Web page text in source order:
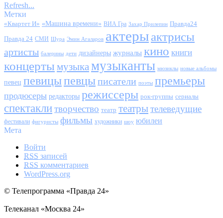
Refresh...
Метки
«Квартет И» «Машина времени» ВИА Гра Захар Прилепин Правда24
Правда 24 СМИ Шура Эмин Агаларов актерыактрисы
артисты балерины дети дизайнеры журналы кино книги
концерты музыка музыканты мюзиклы новые альбомы
певец певицыпевцыписатели поэты премьеры
продюсеры редакторы режиссеры рок-группы сериалы
спектаклитворчество театр театрытелеведущие
фестивали фигуристы фильмы художники шоу юбилеи
Мета
Войти
RSS записей
RSS комментариев
WordPress.org
© Телепрограмма «Правда 24»
Телеканал «Москва 24»